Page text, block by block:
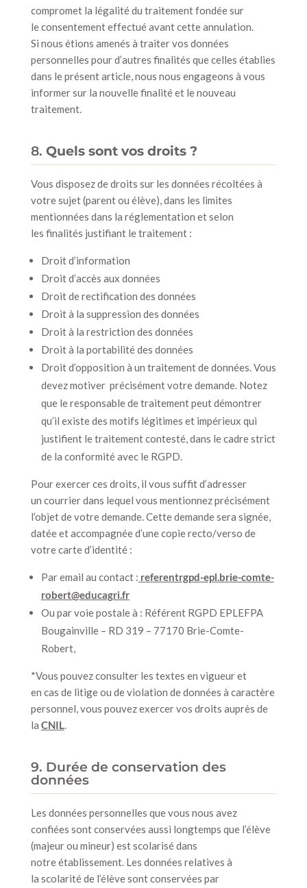
compromet la légalité du traitement fondée sur
le consentement effectué avant cette annulation.
Si nous étions amenés à traiter vos données
personnelles pour d’autres finalités que celles établies
dans le présent article, nous nous engageons à vous
informer sur la nouvelle finalité et le nouveau
traitement.
8. Quels sont vos droits ?
Vous disposez de droits sur les données récoltées à
votre sujet (parent ou élève), dans les limites
mentionnées dans la réglementation et selon
les finalités justifiant le traitement :
Droit d’information
Droit d’accès aux données
Droit de rectification des données
Droit à la suppression des données
Droit à la restriction des données
Droit à la portabilité des données
Droit d’opposition à un traitement de données. Vous
devez motiver précisément votre demande. Notez
que le responsable de traitement peut démontrer
qu’il existe des motifs légitimes et impérieux qui
justifient le traitement contesté, dans le cadre strict
de la conformité avec le RGPD.
Pour exercer ces droits, il vous suffit d’adresser
un courrier dans lequel vous mentionnez précisément
l’objet de votre demande. Cette demande sera signée,
datée et accompagnée d’une copie recto/verso de
votre carte d’identité :
Par email au contact : referentrgpd-epl.brie-comte-
robert@educagri.fr
Ou par voie postale à : Référent RGPD EPLEFPA
Bougainville – RD 319 – 77170 Brie-Comte-
Robert,
*Vous pouvez consulter les textes en vigueur et
en cas de litige ou de violation de données à caractère
personnel, vous pouvez exercer vos droits auprès de
la CNIL.
9. Durée de conservation des
données
Les données personnelles que vous nous avez
confiées sont conservées aussi longtemps que l’élève
(majeur ou mineur) est scolarisé dans
notre établissement. Les données relatives à
la scolarité de l’élève sont conservées par